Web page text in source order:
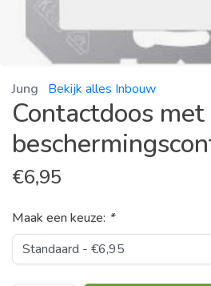
Jung Bekijk alles Inbouw
Contactdoos met
€6,95
Maak een keuze: *